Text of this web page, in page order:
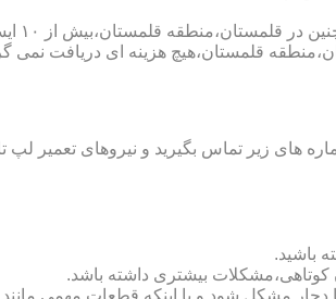
شرکت
قلمستان،هیچ هزینه ای دریافت نمی
های زیر تماس بگیرید و نیروهای تعمیر لپ
باشید.
بیشتری داشته باشد.